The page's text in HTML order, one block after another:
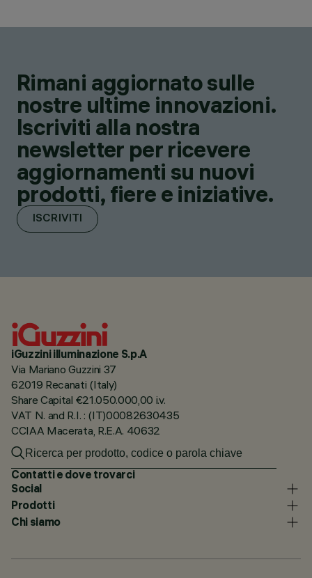
Rimani aggiornato sulle
nostre ultime innovazioni.
Iscriviti alla nostra
newsletter per ricevere
aggiornamenti su nuovi
prodotti, fiere e iniziative.
ISCRIVITI
iGuzzini illuminazione S.p.A
Via Mariano Guzzini 37
62019 Recanati (Italy)
Share Capital €21.050.000,00 i.v.
VAT N. and R.I. : (IT)00082630435
CCIAA Macerata, R.E.A. 40632
Contatti e dove trovarci
Social
Prodotti
Chi siamo